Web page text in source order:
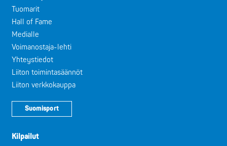
Tuomarit
Hall of Fame
Medialle
Voimanostaja-lehti
Yhteystiedot
Liiton toimintasäännöt
Liiton verkkokauppa
Suomisport
Kilpailut